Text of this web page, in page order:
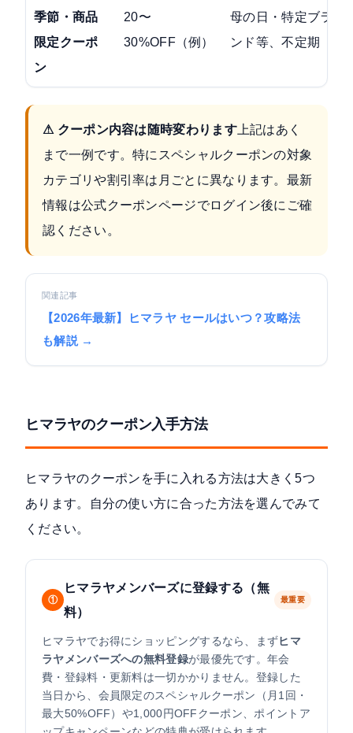
季節・商品
限定クーポ
ン
20〜
30%OFF（例）
母の日・特定ブラ
ンド等、不定期
⚠ クーポン内容は随時変わります上記はあく
まで一例です。特にスペシャルクーポンの対象
カテゴリや割引率は月ごとに異なります。最新
情報は公式クーポンページでログイン後にご確
認ください。
関連記事
【2026年最新】ヒマラヤ セールはいつ？攻略法
も解説 →
ヒマラヤのクーポン入手方法
ヒマラヤのクーポンを手に入れる方法は大きく5つ
あります。自分の使い方に合った方法を選んでみて
ください。
①
ヒマラヤメンバーズに登録する（無
料）
最重要
ヒマラヤでお得にショッピングするなら、まずヒマ
ラヤメンバーズへの無料登録が最優先です。年会
費・登録料・更新料は一切かかりません。登録した
当日から、会員限定のスペシャルクーポン（月1回・
最大50%OFF）や1,000円OFFクーポン、ポイントア